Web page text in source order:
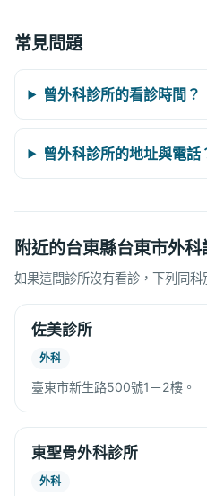
常見問題
曾外科診所的看診時間？
曾外科診所的地址與電話
附近的台東縣台東市外科
如果這間診所沒有看診，下列同科
佐美診所
外科
臺東市新生路500號1－2樓。
東聖骨外科診所
外科